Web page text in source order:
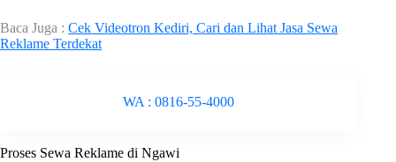
Baca Juga : Cek Videotron Kediri, Cari dan Lihat Jasa Sewa
Reklame Terdekat
WA : 0816-55-4000
Proses Sewa Reklame di Ngawi